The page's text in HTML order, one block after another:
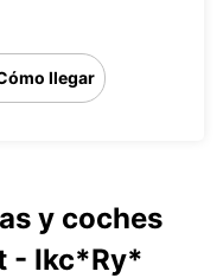
llegar
y coches
- Ikc*Ry*